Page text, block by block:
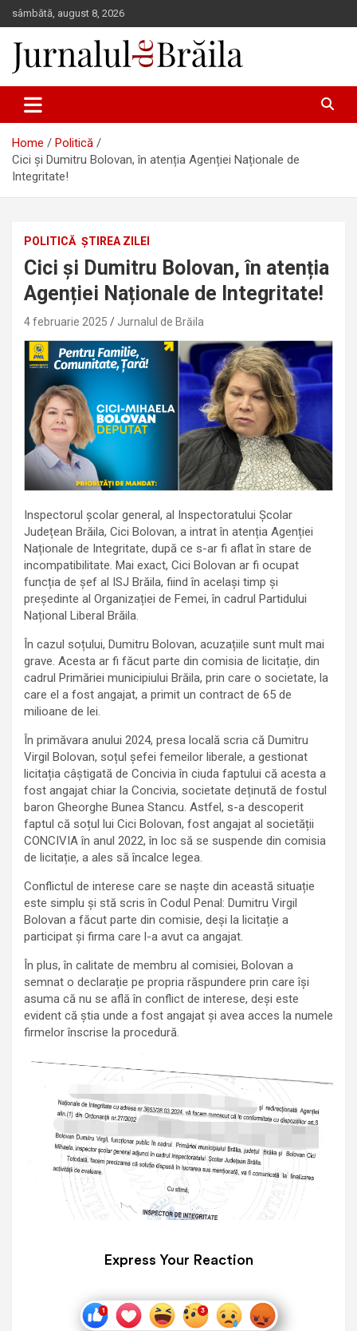
Skip
to
content
sâmbătă, august 8, 2026
Jurnalul de Brăila
Home
Politică
Cici și Dumitru Bolovan, în atenția Agenției Naționale de
Integritate!
POLITICĂ ȘTIREA ZILEI
Cici și Dumitru Bolovan, în atenția
Agenției Naționale de Integritate!
4 februarie 2025 Jurnalul de Brăila
Inspectorul școlar general, al Inspectoratului Școlar
Județean Brăila, Cici Bolovan, a intrat în atenția Agenției
Naționale de Integritate, după ce s-ar fi aflat în stare de
incompatibilitate. Mai exact, Cici Bolovan ar fi ocupat
funcția de șef al ISJ Brăila, fiind în același timp și
președinte al Organizației de Femei, în cadrul Partidului
Național Liberal Brăila.
În cazul soțului, Dumitru Bolovan, acuzațiile sunt mult mai
grave. Acesta ar fi făcut parte din comisia de licitație, din
cadrul Primăriei municipiului Brăila, prin care o societate, la
care el a fost angajat, a primit un contract de 65 de
milioane de lei.
În primăvara anului 2024, presa locală scria că Dumitru
Virgil Bolovan, soțul șefei femeilor liberale, a gestionat
licitația câștigată de Concivia în ciuda faptului că acesta a
fost angajat chiar la Concivia, societate deținută de fostul
baron Gheorghe Bunea Stancu. Astfel, s-a descoperit
faptul că soțul lui Cici Bolovan, fost angajat al societății
CONCIVIA în anul 2022, în loc să se suspende din comisia
de licitație, a ales să încalce legea.
Conflictul de interese care se naște din această situație
este simplu și stă scris în Codul Penal: Dumitru Virgil
Bolovan a făcut parte din comisie, deși la licitație a
participat și firma care l-a avut ca angajat.
În plus, în calitate de membru al comisiei, Bolovan a
semnat o declarație pe propria răspundere prin care își
asuma că nu se află în conflict de interese, deși este
evident că știa unde a fost angajat și avea acces la numele
firmelor înscrise la procedură.
Express Your Reaction